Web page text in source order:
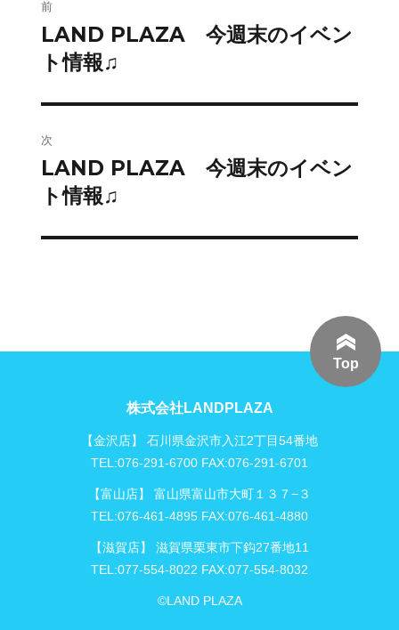
稿
ナ
ビ
ゲ
ー
シ
前
の
稿:
LAND PLAZA 今週末のイベン
ト情報♫
次
の
稿:
LAND PLAZA 今週末のイベン
ト情報♫
Top
株式会社LANDPLAZA
【金沢店】 石川県金沢市入江2丁目54番地
TEL:076-291-6700 FAX:076-291-6701
【富山店】 富山県富山市大町１３７−３
TEL:076-461-4895 FAX:076-461-4880
【滋賀店】 滋賀県栗東市下鈎27番地11
TEL:077-554-8022 FAX:077-554-8032
©LAND PLAZA